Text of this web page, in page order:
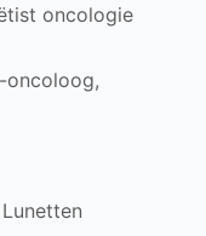
oncologie
oncoloog,